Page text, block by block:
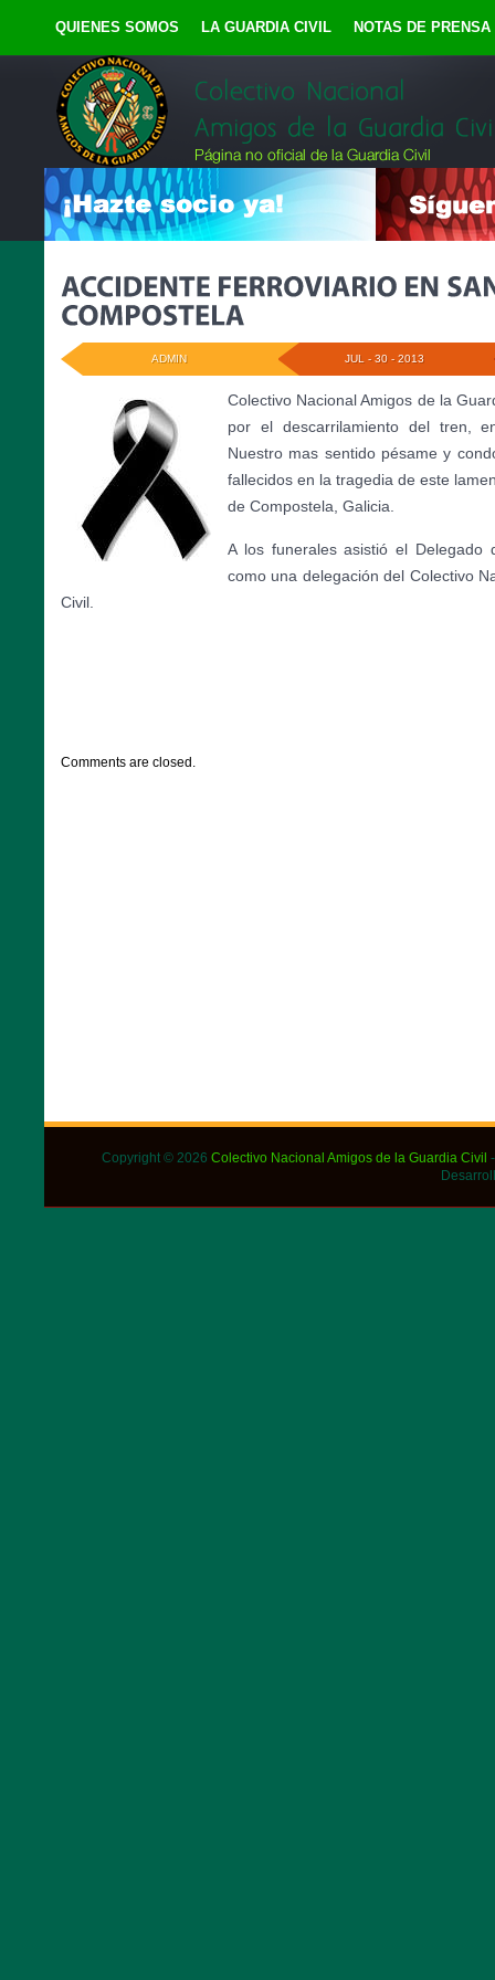
QUIENES SOMOS LA GUARDIA CIVIL NOTAS DE PRENSA
JUL - 30 - 2013
ADMIN
Colectivo Nacional Amigos de la
por el descarrilamiento del tren,
Nuestro mas sentido pésame y
fallecidos en la tragedia de este
de Compostela, Galicia.
A los funerales asistió el Delegado
como una delegación del Colectivo
Civil.
Comments are closed.
Copyright © 2026 Colectivo Nacional Amigos de la Guardia Civil